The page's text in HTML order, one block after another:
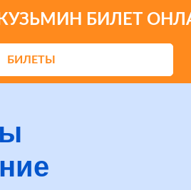
БИЛЕТ
БИЛЕТЫ